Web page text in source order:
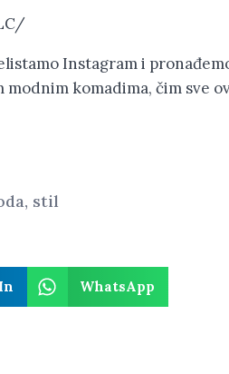
Instagram i
komadima, čim sve
, stil
WhatsApp